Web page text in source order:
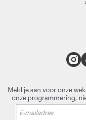
Meld je aan voor onze
onze programmering,